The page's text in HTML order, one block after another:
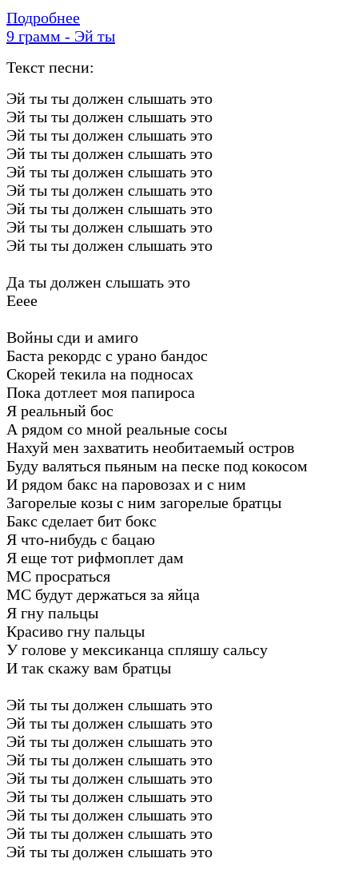
Подробнее
9 грамм - Эй ты
Текст песни:
Эй ты ты должен слышать это
Эй ты ты должен слышать это
Эй ты ты должен слышать это
Эй ты ты должен слышать это
Эй ты ты должен слышать это
Эй ты ты должен слышать это
Эй ты ты должен слышать это
Эй ты ты должен слышать это
Эй ты ты должен слышать это
Да ты должен слышать это
Ееее
Войны сди и амиго
Баста рекордс с урано бандос
Скорей текила на подносах
Пока дотлеет моя папироса
Я реальный бос
А рядом со мной реальные сосы
Нахуй мен захватить необитаемый остров
Буду валяться пьяным на песке под кокосом
И рядом бакс на паровозах и с ним
Загорелые козы с ним загорелые братцы
Бакс сделает бит бокс
Я что-нибудь с бацаю
Я еще тот рифмоплет дам
МС просраться
МС будут держаться за яйца
Я гну пальцы
Красиво гну пальцы
У голове у мексиканца спляшу сальсу
И так скажу вам братцы
Эй ты ты должен слышать это
Эй ты ты должен слышать это
Эй ты ты должен слышать это
Эй ты ты должен слышать это
Эй ты ты должен слышать это
Эй ты ты должен слышать это
Эй ты ты должен слышать это
Эй ты ты должен слышать это
Эй ты ты должен слышать это